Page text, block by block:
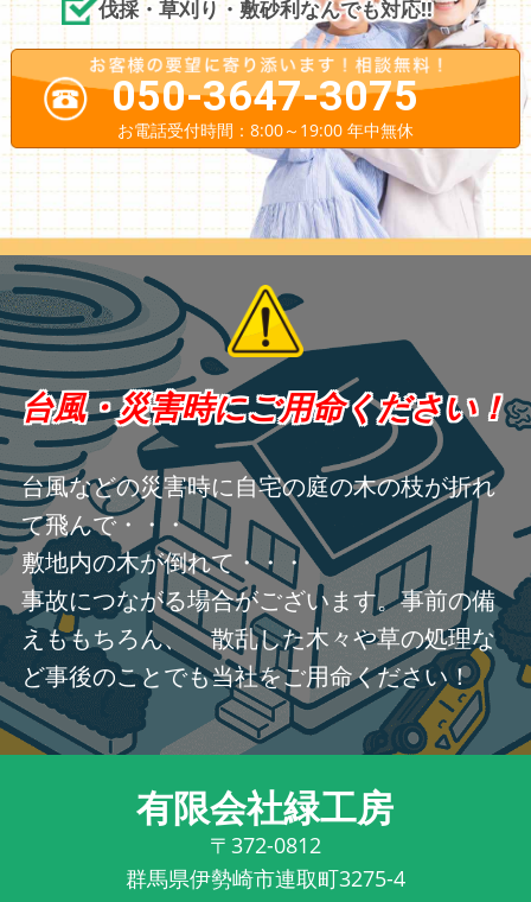
伐採・草刈り・敷砂利なんでも対応!!
050-3647-3075
お電話受付時間：8:00～19:00 年中無休
台風・災害時にご用命ください！
台風などの災害時に自宅の庭の木の枝が折れ
て飛んで・・・
敷地内の木が倒れて・・・
事故につながる場合がございます。事前の備
えももちろん、 散乱した木々や草の処理な
ど事後のことでも当社をご用命ください！
有限会社緑工房
〒372-0812
群馬県伊勢崎市連取町3275-4